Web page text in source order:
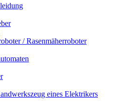
/ Rasenmäherroboter
eines Elektrikers